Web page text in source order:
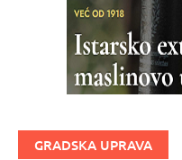
GRADSKA UPRAVA